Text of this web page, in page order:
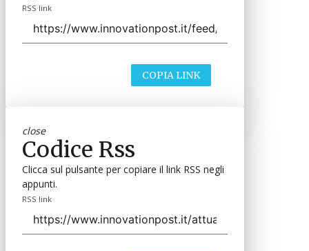
RSS link
COPIA LINK
close
Codice Rss
Clicca sul pulsante per copiare il link RSS negli
appunti.
RSS link